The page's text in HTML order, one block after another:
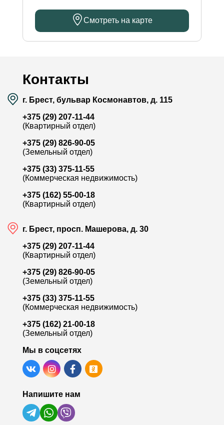
Смотреть на карте
Контакты
г. Брест, бульвар Космонавтов, д. 115
+375 (29) 207-11-44
(Квартирный отдел)
+375 (29) 826-90-05
(Земельный отдел)
+375 (33) 375-11-55
(Коммерческая недвижимость)
+375 (162) 55-00-18
(Квартирный отдел)
г. Брест, просп. Машерова, д. 30
+375 (29) 207-11-44
(Квартирный отдел)
+375 (29) 826-90-05
(Земельный отдел)
+375 (33) 375-11-55
(Коммерческая недвижимость)
+375 (162) 21-00-18
(Земельный отдел)
Мы в соцсетях
Напишите нам